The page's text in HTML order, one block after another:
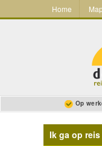
Home
Op
Ik ga op reis